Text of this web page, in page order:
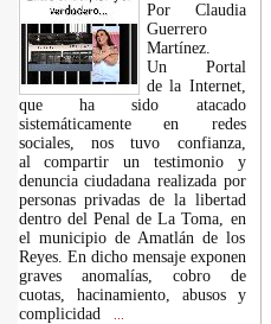
Por Claudia
Guerrero
Martínez.
​Un Portal
de la Internet,
que ha sido atacado
sistemáticamente en redes
sociales, nos tuvo confianza,
al compartir un testimonio y
denuncia ciudadana realizada por
personas privadas de la libertad
dentro del Penal de La Toma, en
el municipio de Amatlán de los
Reyes. En dicho mensaje exponen
graves anomalías, cobro de
cuotas, hacinamiento, abusos y
complicidad